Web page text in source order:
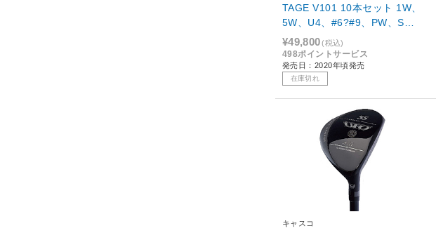
TAGE V101 10本セット 1W、
5W、U4、#6?#9、PW、S
W、パター《スチールシャフ
ト/キャディバッグ付》S
¥49,800(税込)
498ポイントサービス
発売日：2020年頃発売
在庫切れ
キャスコ